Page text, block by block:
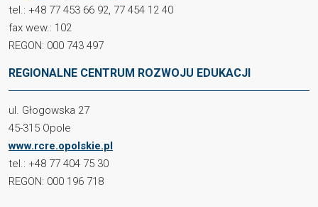
tel.: +48 77 453 66 92, 77 454 12 40
fax wew.: 102
REGON: 000 743 497
REGIONALNE CENTRUM ROZWOJU EDUKACJI
ul. Głogowska 27
45-315 Opole
www.rcre.opolskie.pl
tel.: +48 77 404 75 30
REGON: 000 196 718